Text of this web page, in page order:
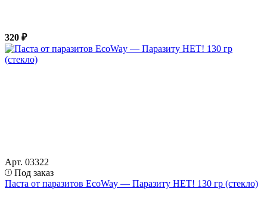
320 ₽
Арт. 03322
Под заказ
Паста от паразитов EcoWay — Паразиту НЕТ! 130 гр (стекло)